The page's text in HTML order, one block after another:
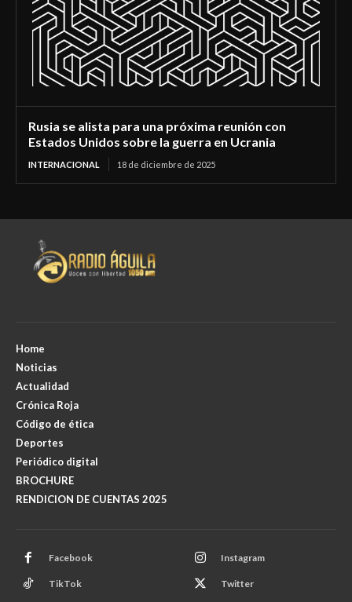
Rusia se alista para una próxima reunión con
Estados Unidos sobre la guerra en Ucrania
INTERNACIONAL 18 de diciembre de 2025
Home
Noticias
Actualidad
Crónica Roja
Código de ética
Deportes
Periódico digital
BROCHURE
RENDICION DE CUENTAS 2025
Facebook Instagram
TikTok Twitter